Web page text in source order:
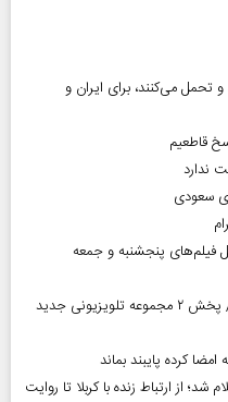
می‌کنند، برای ایران و
قاطعیم
ندارد
سعودی
فیلم‌های پنجشنبه و جمعه
هنرمند منحصر‌به‌فردی را از دست دادیم/ پخش ۲ مجموعه تلویزیونی جدید
کرده پایبند بماند
از ارتباط زنده با کربلا تا روایت